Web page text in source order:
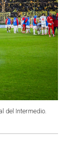
del Intermedio.